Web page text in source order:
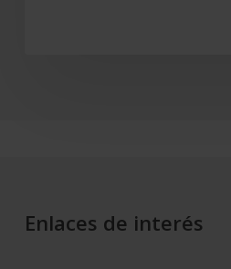
euros
Enlaces de interés